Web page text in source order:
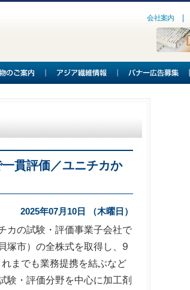
会社案内
貫評価／ユニチカか
2025年07月10日 （木曜日）
カの試験・評価事業子会社で
塚市）の全株式を取得し、9
までも業務提携を結ぶなど
験・評価分野を中心に加工剤